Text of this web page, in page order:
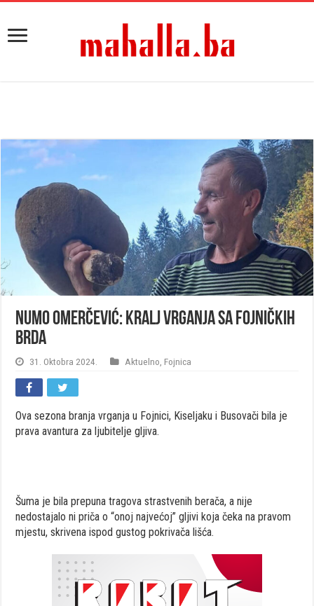
Numo Omerčević: Kralj vrganja sa fojničkih
brda
31. Oktobra 2024. Aktuelno Fojnica
Ova sezona branja vrganja u Fojnici, Kiseljaku i Busovači bila je
prava avantura za ljubitelje gljiva.
Šuma je bila prepuna tragova strastvenih berača, a nije
nedostajalo ni priča o “onoj najvećoj” gljivi koja čeka na pravom
mjestu, skrivena ispod gustog pokrivača lišća.